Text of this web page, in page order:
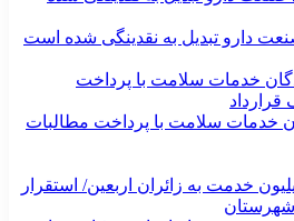
خدمات سلامت با پرداخت مطالبات